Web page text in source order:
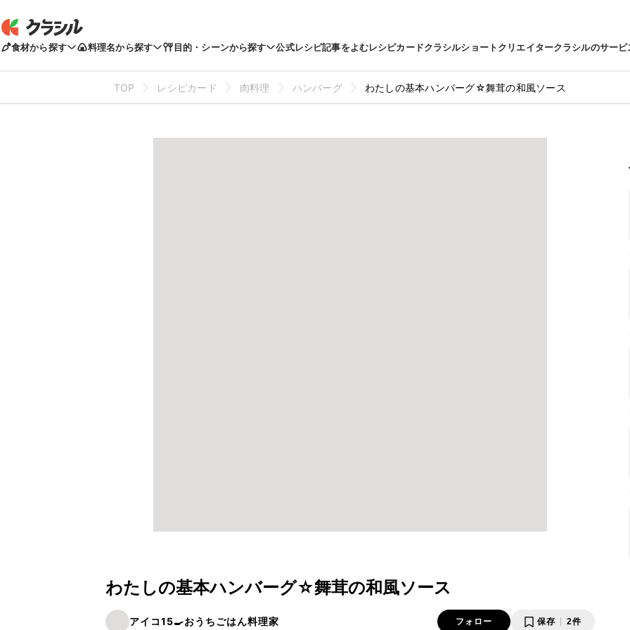
食材から探す 料理名から探す 目的・シーンから探す 公式レシピ記事をよむレシピカードクラシルショートクリエイタークラシルのサービ
TOP レシピカード 肉料理 ハンバーグ わたしの基本ハンバーグ☆舞茸の和風ソース
わたしの基本ハンバーグ☆舞茸の和風ソース
アイコ15🍳おうちごはん料理家 フォロー 保存 2件